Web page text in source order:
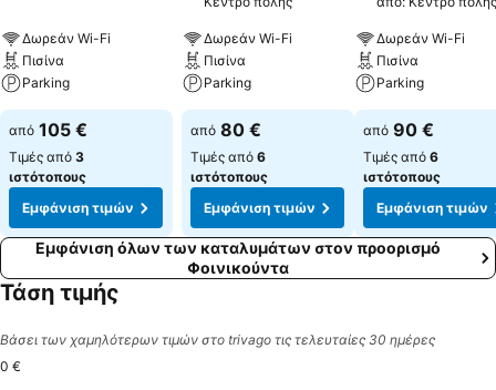
Δωρεάν Wi-Fi
Πισίνα
Parking
από 105 €
Τιμές από 3
ιστότοπους
Εμφάνιση τιμών
Δωρεάν Wi-Fi
Πισίνα
Parking
από 80 €
Τιμές από 6
ιστότοπους
Εμφάνιση τιμών
Δωρεάν Wi-Fi
Πισίνα
Parking
από 90 €
Τιμές από 6
ιστότοπους
Εμφάνιση τιμών
Εμφάνιση όλων των καταλυμάτων στον προορισμό
Φοινικούντα
Τάση τιμής
Βάσει των χαμηλότερων τιμών στο trivago τις τελευταίες 30 ημέρες
0 €